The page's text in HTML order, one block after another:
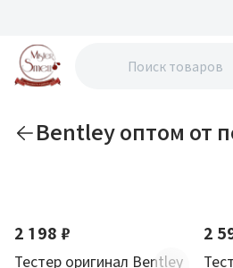
Bentley оптом от
2 198 ₽
Тестер оригинал Bentley
2